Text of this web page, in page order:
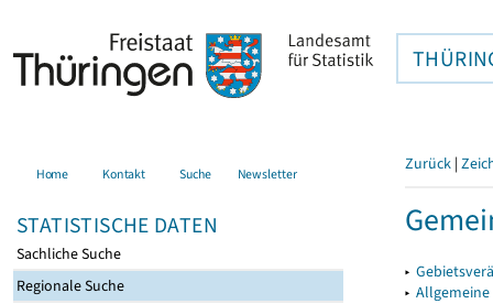
Home Kontakt Suche Newsletter
STATISTISCHE DATEN
Sachliche Suche
Regionale Suche
Zurück |
▸
▸